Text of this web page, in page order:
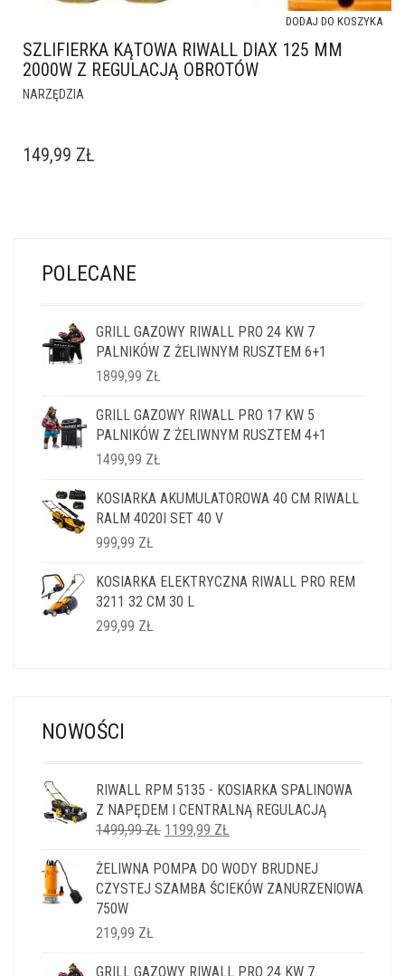
SZLIFIERKA KĄTOWA RIWALL DIAX 125 MM
2000W Z REGULACJĄ OBROTÓW
NARZĘDZIA
DODAJ DO KOSZYKA
149,99 ZŁ
POLECANE
GRILL GAZOWY RIWALL PRO 24 KW 7
PALNIKÓW Z ŻELIWNYM RUSZTEM 6+1
1899,99 ZŁ
GRILL GAZOWY RIWALL PRO 17 KW 5
PALNIKÓW Z ŻELIWNYM RUSZTEM 4+1
1499,99 ZŁ
KOSIARKA AKUMULATOROWA 40 CM RIWALL
RALM 4020I SET 40 V
999,99 ZŁ
KOSIARKA ELEKTRYCZNA RIWALL PRO REM
3211 32 CM 30 L
299,99 ZŁ
NOWOŚCI
RIWALL RPM 5135 - KOSIARKA SPALINOWA
Z NAPĘDEM I CENTRALNĄ REGULACJĄ
1499,99ZŁ PIERWOTNA
WYNOSIŁA:
1499,99 ZŁ.
1199,99 ZŁ
WYNOSI:
1199,99 ZŁ.
ŻELIWNA POMPA DO WODY BRUDNEJ
CZYSTEJ SZAMBA ŚCIEKÓW ZANURZENIOWA
750W
219,99 ZŁ
GRILL GAZOWY RIWALL PRO 24 KW 7